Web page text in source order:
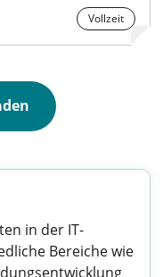
Vollzeit
in der IT-
Bereiche wie